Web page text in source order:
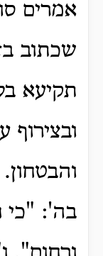
אמרים
שכתוב
תקיעא
ובצירוף
והבטחון.
בה': "כי